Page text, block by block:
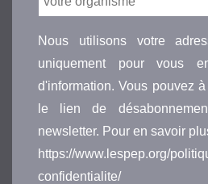
Nous utilisons votre
uniquement pour vous
d'information. Vous pouvez
le lien de
newsletter. Pour en savoir
https://www.lespep.org/
confidentialite/